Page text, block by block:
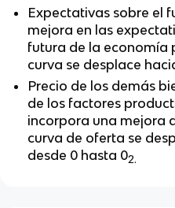
Expectativas sobre el
mejora en las
futura de la economía
curva se desplace
Precio de los demás
de los factores
incorpora una mejora
curva de oferta se
desde 0 hasta 02.